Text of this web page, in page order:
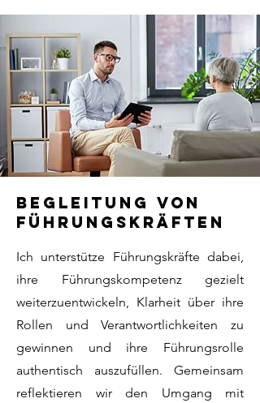
begleitung von
führungskräften
Ich unterstütze Führungskräfte dabei,
ihre Führungskompetenz gezielt
weiterzuentwickeln, Klarheit über ihre
Rollen und Verantwortlichkeiten zu
gewinnen und ihre Führungsrolle
authentisch auszufüllen. Gemeinsam
reflektieren wir den Umgang mit